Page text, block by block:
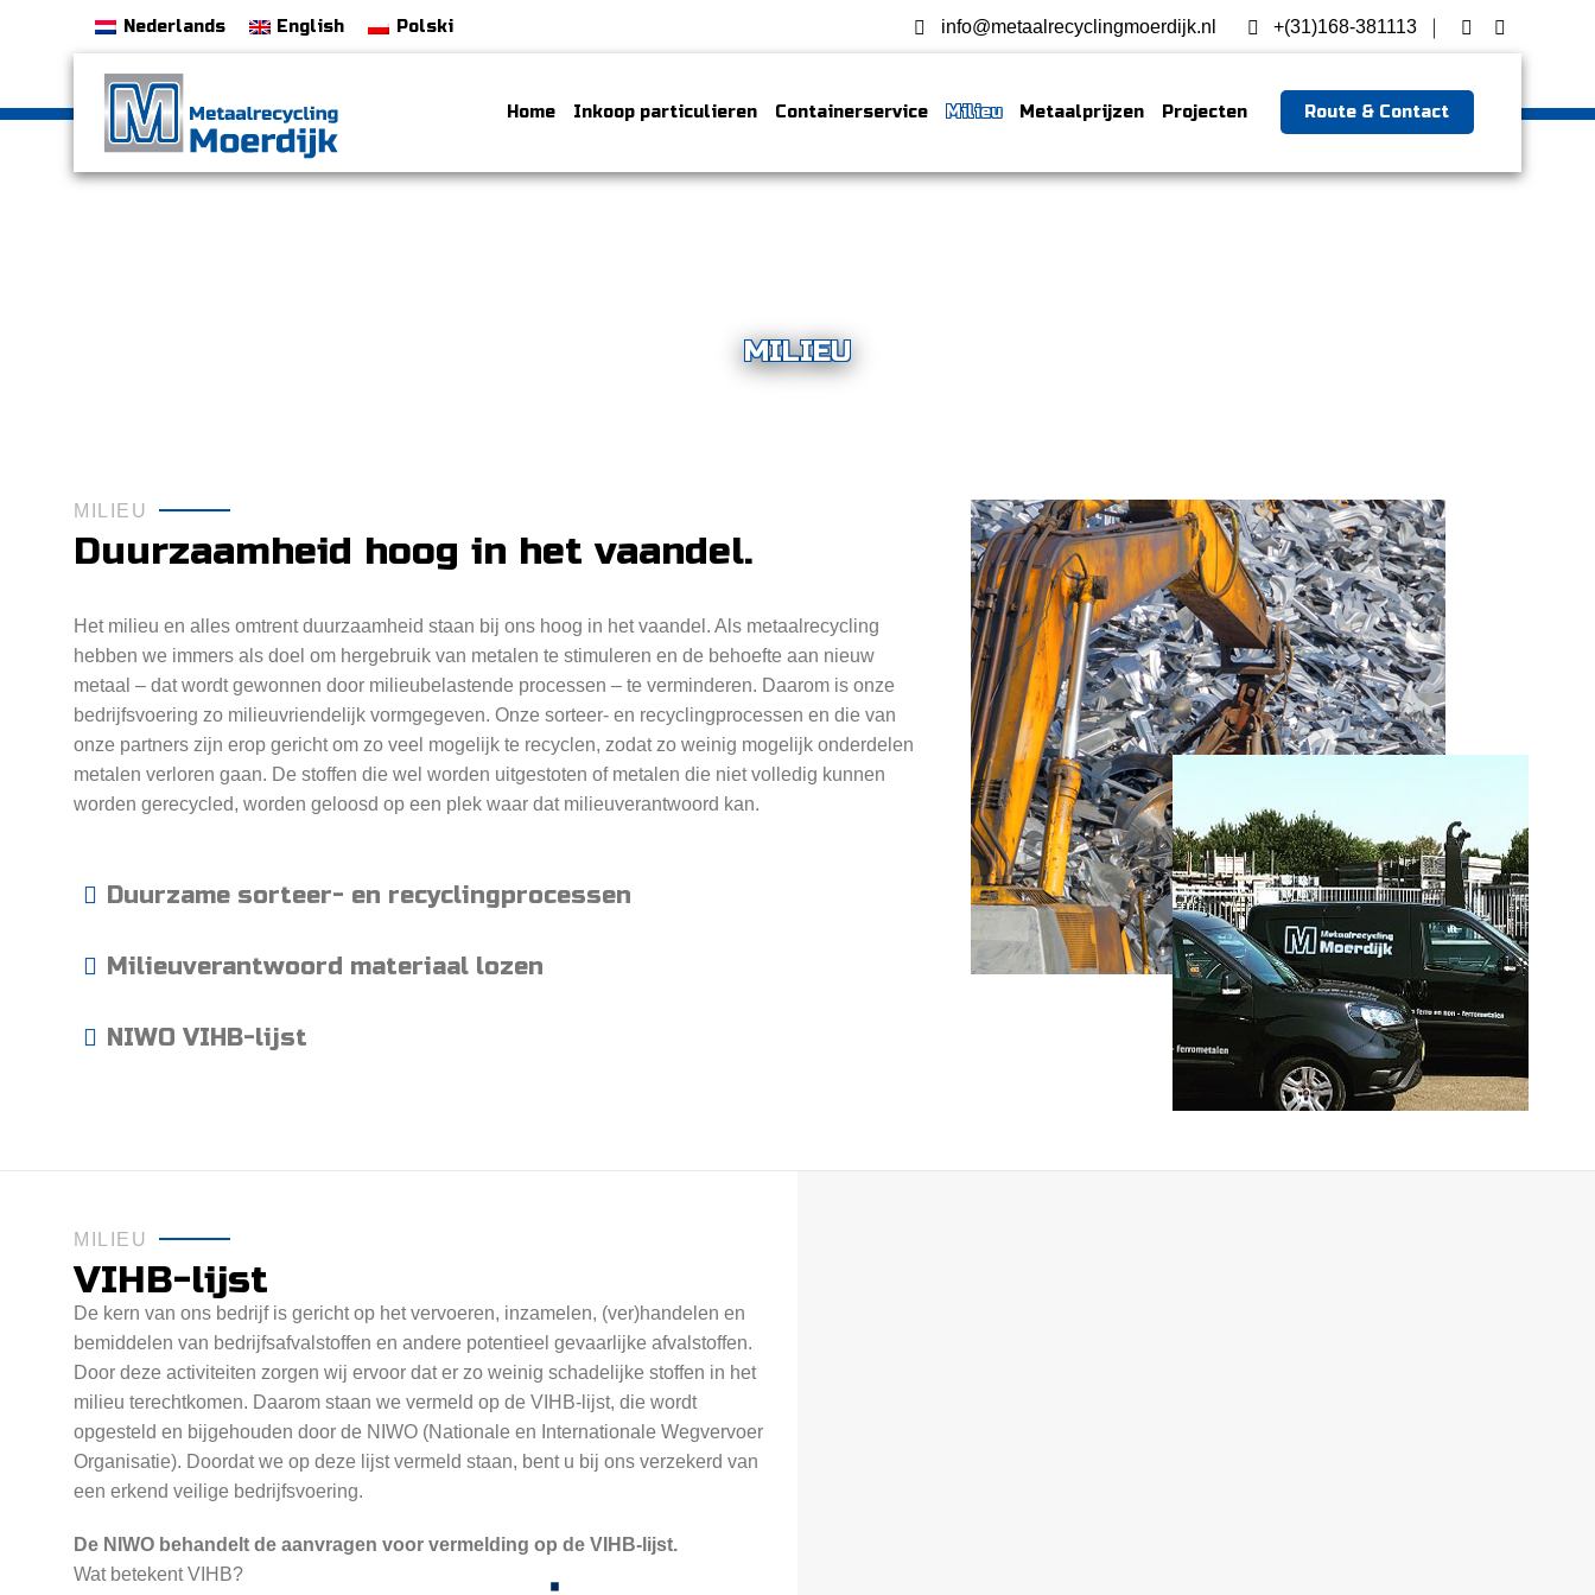
Nederlands English Polski info@metaalrecyclingmoerdijk.nl +(31)168-381113
Home Inkoop particulieren Containerservice Milieu Metaalprijzen Projecten Route & Contact
MILIEU
MILIEU
Duurzaamheid hoog in het vaandel.
Het milieu en alles omtrent duurzaamheid staan bij ons hoog in het vaandel. Als metaalrecycling
hebben we immers als doel om hergebruik van metalen te stimuleren en de behoefte aan nieuw
metaal – dat wordt gewonnen door milieubelastende processen – te verminderen. Daarom is onze
bedrijfsvoering zo milieuvriendelijk vormgegeven. Onze sorteer- en recyclingprocessen en die van
onze partners zijn erop gericht om zo veel mogelijk te recyclen, zodat zo weinig mogelijk onderdelen
metalen verloren gaan. De stoffen die wel worden uitgestoten of metalen die niet volledig kunnen
worden gerecycled, worden geloosd op een plek waar dat milieuverantwoord kan.
Duurzame sorteer- en recyclingprocessen
Milieuverantwoord materiaal lozen
NIWO VIHB-lijst
MILIEU
VIHB-lijst
De kern van ons bedrijf is gericht op het vervoeren, inzamelen, (ver)handelen en
bemiddelen van bedrijfsafvalstoffen en andere potentieel gevaarlijke afvalstoffen.
Door deze activiteiten zorgen wij ervoor dat er zo weinig schadelijke stoffen in het
milieu terechtkomen. Daarom staan we vermeld op de VIHB-lijst, die wordt
opgesteld en bijgehouden door de NIWO (Nationale en Internationale Wegvervoer
Organisatie). Doordat we op deze lijst vermeld staan, bent u bij ons verzekerd van
een erkend veilige bedrijfsvoering.
De NIWO behandelt de aanvragen voor vermelding op de VIHB-lijst.
Wat betekent VIHB?